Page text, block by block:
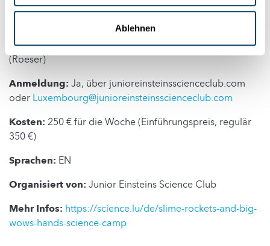
Ablehnen
Wann?Montag, 24. August 2026 – Freitag, 28. August
Wo?Laborartorium, 24 rue Geespelt, L-3378 Livange
(Roeser)
Anmeldung: Ja, über junioreinsteinsscienceclub.com
oder Luxembourg@junioreinsteinsscienceclub.com
Kosten: 250 € für die Woche (Einführungspreis, regulär
350 €)
Sprachen: EN
Organisiert von: Junior Einsteins Science Club
Mehr Infos: https://science.lu/de/slime-rockets-and-big-
wows-hands-science-camp